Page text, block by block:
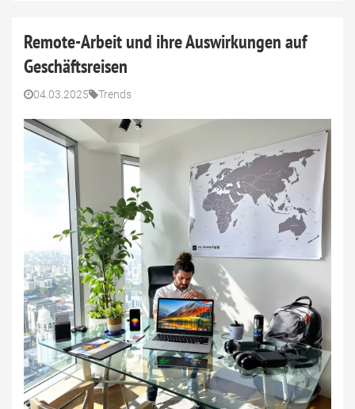
Remote-Arbeit und ihre Auswirkungen auf
Geschäftsreisen
04.03.2025 Trends